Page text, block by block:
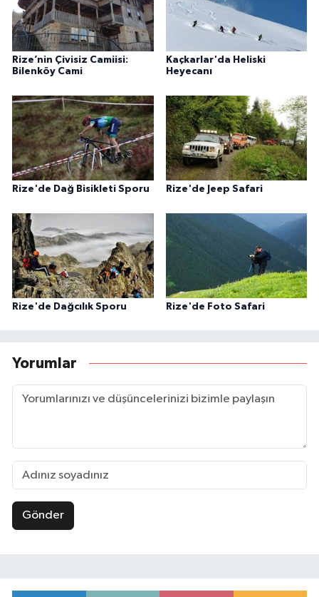
Rize’nin Çivisiz Camiisi:
Bilenköy Cami
Kaçkarlar'da Heliski
Heyecanı
Rize'de Dağ Bisikleti Sporu Rize'de Jeep Safari
Rize'de Dağcılık Sporu Rize'de Foto Safari
Yorumlar
Gönder